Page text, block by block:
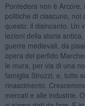
Pontedera non è
politiche di ciascuno, noi
questo: il disincanto. Un
lezioni della storia
guerre medievali, da
opera del perfido
le mura, per via di una
famiglia Strozzi, e, tutto
rinascimento.
mercati e alle industrie.